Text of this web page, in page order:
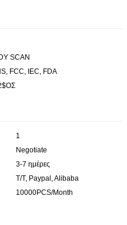
SCAN
FCC, IEC, FDA
1
Negotiate
3-7 ημέρες
T/T, Paypal, Alibaba
10000PCS/Month